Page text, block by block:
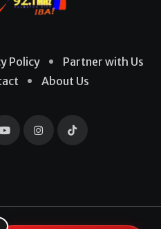
Policy
Partner with Us
About Us